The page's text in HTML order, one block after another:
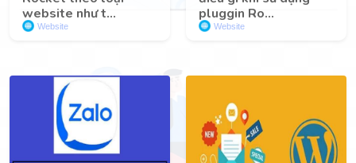
website như t...
Website
pluggin Ro...
Website